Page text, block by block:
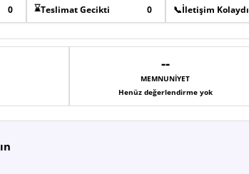
0 ⌛Teslimat Gecikti 0 📞İletişim Kolaydı
--
MEMNUNIYET
Henüz değerlendirme yok